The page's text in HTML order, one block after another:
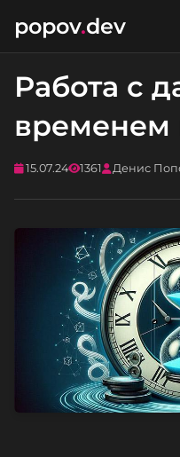
popov.dev
Работа с
временем
15.07.24 1361 Денис